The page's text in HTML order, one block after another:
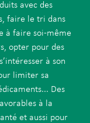
avec des
faire le tri dans
à faire soi-même
opter pour des
à son
limiter sa
Des
à la
et aussi pour